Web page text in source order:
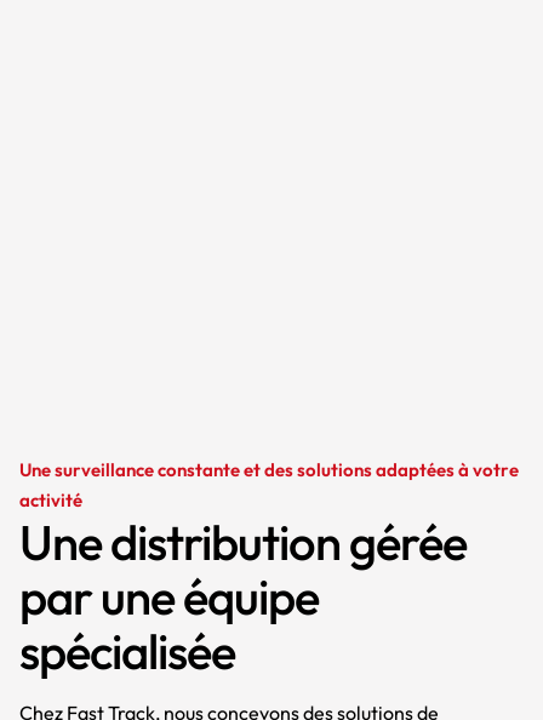
Une surveillance constante et des solutions adaptées à votre
activité
Une distribution gérée
par une équipe
spécialisée
Chez Fast Track, nous concevons des solutions de